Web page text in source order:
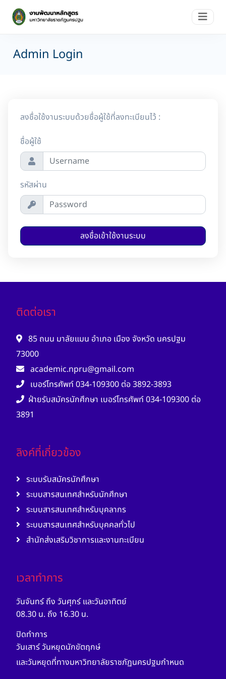
Admin Login
ลงชื่อใช้งานระบบด้วยชื่อผู้ใช้ที่ลงทะเบียนไว้ :
ชื่อผู้ใช้
รหัสผ่าน
ติดต่อเรา
85 ถนน มาลัยแมน อำเภอ เมือง จังหวัด นครปฐม
73000
academic.npru@gmail.com
เบอร์โทรศัพท์ 034-109300 ต่อ 3892-3893
ฝ่ายรับสมัครนักศึกษา เบอร์โทรศัพท์ 034-109300 ต่อ
3891
ลิงค์ที่เกี่ยวข้อง
ระบบรับสมัครนักศึกษา
ระบบสารสนเทศสำหรับนักศึกษา
ระบบสารสนเทศสำหรับบุคลากร
ระบบสารสนเทศสำหรับบุคคลทั่วไป
สำนักส่งเสริมวิชาการและงานทะเบียน
เวลาทำการ
วันจันทร์ ถึง วันศุกร์ และวันอาทิตย์
08.30 น. ถึง 16.30 น.
ปิดทำการ
วันเสาร์ วันหยุดนักขัตฤกษ์
และวันหยุดที่ทางมหาวิทยาลัยราชภัฏนครปฐมกำหนด